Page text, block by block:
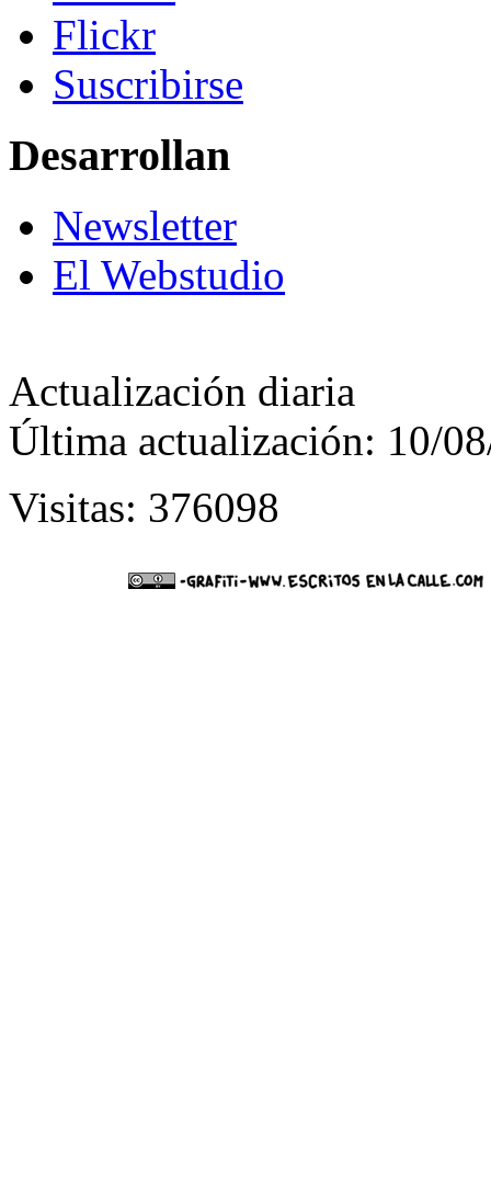
Flickr
Suscribirse
Desarrollan
Newsletter
El Webstudio
Actualización diaria
Última actualización: 10/
Visitas: 376098